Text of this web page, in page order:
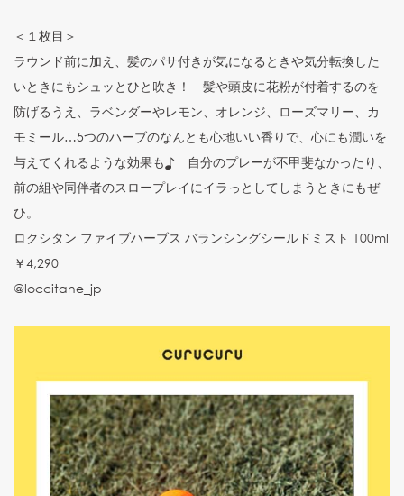
＜１枚目＞
ラウンド前に加え、髪のパサ付きが気になるときや気分転換した
いときにもシュッとひと吹き！ 髪や頭皮に花粉が付着するのを
防げるうえ、ラベンダーやレモン、オレンジ、ローズマリー、カ
モミール…5つのハーブのなんとも心地いい香りで、心にも潤いを
与えてくれるような効果も♪ 自分のプレーが不甲斐なかったり、
前の組や同伴者のスロープレイにイラっとしてしまうときにもぜ
ひ。
ロクシタン ファイブハーブス バランシングシールドミスト 100ml
￥4,290
@loccitane_jp